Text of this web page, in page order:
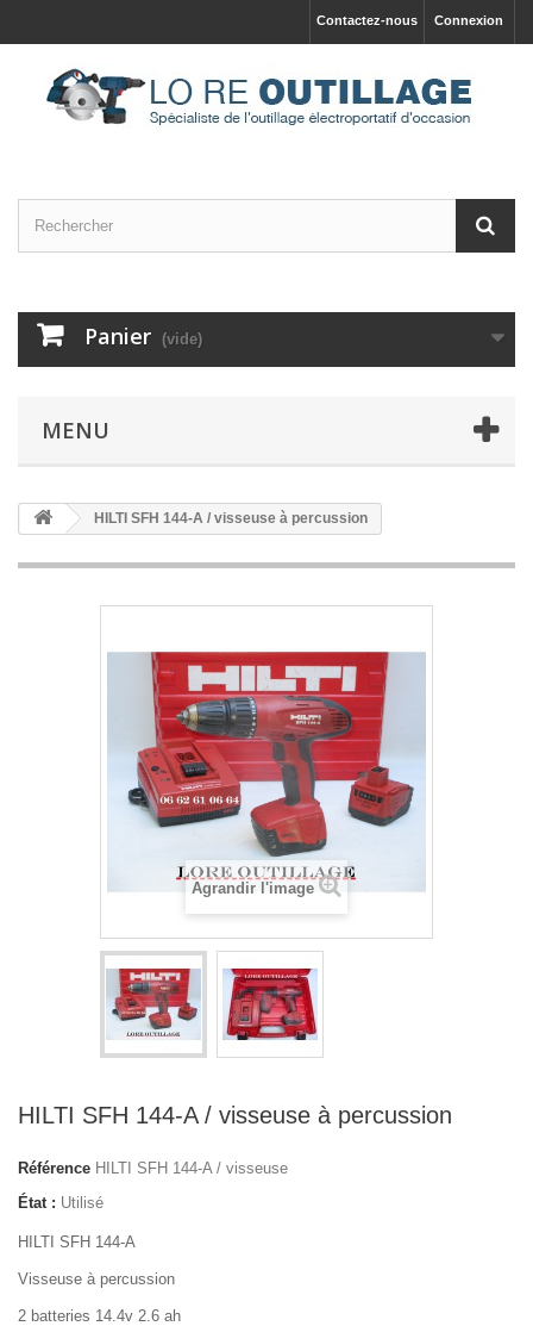
Connexion
Contactez-nous
Panier (vide)
MENU
HILTI SFH 144-A / visseuse à percussion
Agrandir l'image
HILTI SFH 144-A / visseuse à percussion
Référence HILTI SFH 144-A / visseuse
État : Utilisé
HILTI SFH 144-A
Visseuse à percussion
2 batteries 14.4v 2.6 ah